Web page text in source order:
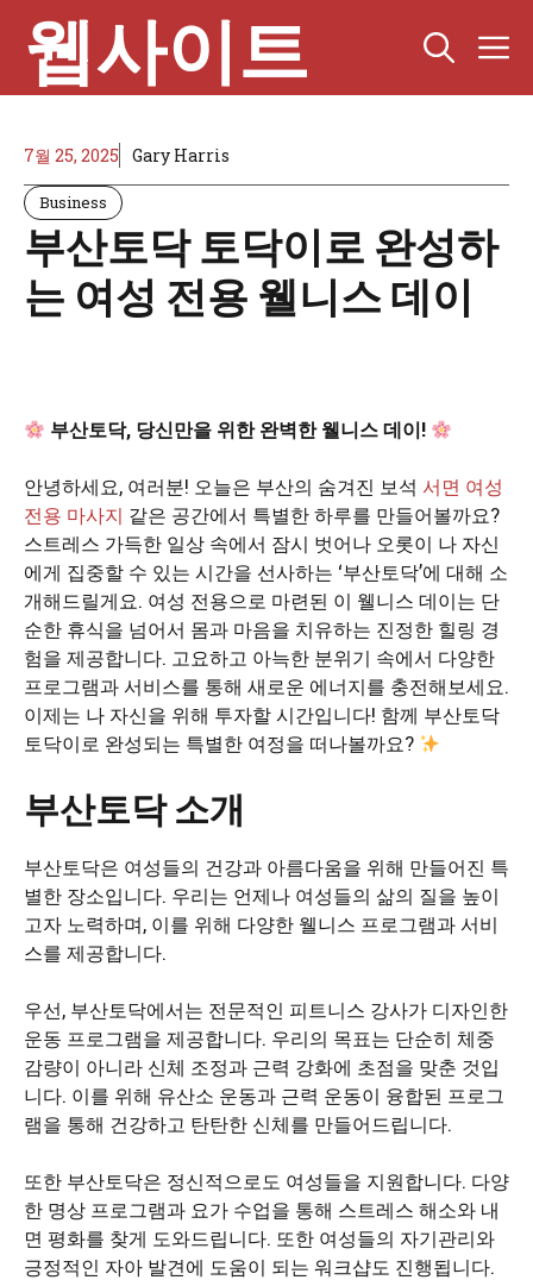
content
웹사이트
7월 25, 2025 Gary Harris
Business
부산토닥 토닥이로 완성하
는 여성 전용 웰니스 데이
부산토닥, 당신만을 위한 완벽한 웰니스 데이!
안녕하세요, 여러분! 오늘은 부산의 숨겨진 보석 서면 여성
전용 마사지 같은 공간에서 특별한 하루를 만들어볼까요?
스트레스 가득한 일상 속에서 잠시 벗어나 오롯이 나 자신
에게 집중할 수 있는 시간을 선사하는 ‘부산토닥’에 대해 소
개해드릴게요. 여성 전용으로 마련된 이 웰니스 데이는 단
순한 휴식을 넘어서 몸과 마음을 치유하는 진정한 힐링 경
험을 제공합니다. 고요하고 아늑한 분위기 속에서 다양한
프로그램과 서비스를 통해 새로운 에너지를 충전해보세요.
이제는 나 자신을 위해 투자할 시간입니다! 함께 부산토닥
토닥이로 완성되는 특별한 여정을 떠나볼까요?
부산토닥 소개
부산토닥은 여성들의 건강과 아름다움을 위해 만들어진 특
별한 장소입니다. 우리는 언제나 여성들의 삶의 질을 높이
고자 노력하며, 이를 위해 다양한 웰니스 프로그램과 서비
스를 제공합니다.
우선, 부산토닥에서는 전문적인 피트니스 강사가 디자인한
운동 프로그램을 제공합니다. 우리의 목표는 단순히 체중
감량이 아니라 신체 조정과 근력 강화에 초점을 맞춘 것입
니다. 이를 위해 유산소 운동과 근력 운동이 융합된 프로그
램을 통해 건강하고 탄탄한 신체를 만들어드립니다.
또한 부산토닥은 정신적으로도 여성들을 지원합니다. 다양
한 명상 프로그램과 요가 수업을 통해 스트레스 해소와 내
면 평화를 찾게 도와드립니다. 또한 여성들의 자기관리와
긍정적인 자아 발견에 도움이 되는 워크샵도 진행됩니다.